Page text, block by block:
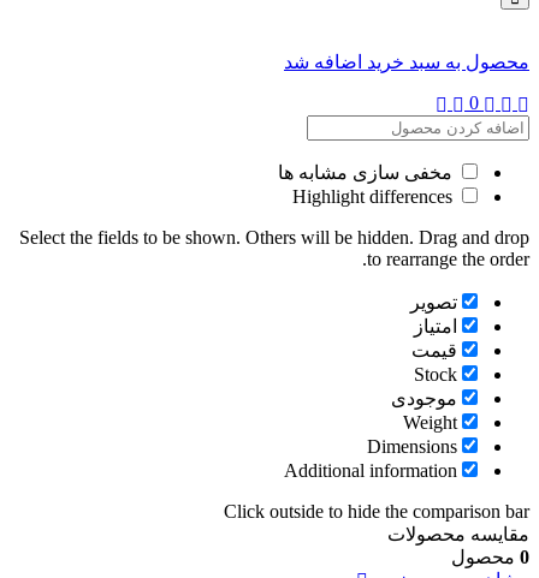
محصول به سبد خرید اضافه شد
0
مخفی سازی مشابه ها
Select the fields to be shown. Others will be hidden. Drag and drop
to rearrange the order.
تصویر
امتیاز
قیمت
Stock
موجودی
Weight
Dimensions
Additional information
Click outside to hide the comparison bar
مقایسه محصولات
0 محصول